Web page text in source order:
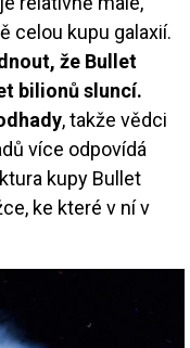
celou kupu galaxií.
že Bullet
bilionů sluncí.
, takže vědci
více odpovídá
kupy Bullet
ke které v ní v